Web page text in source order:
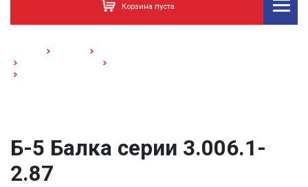
Корзина пуста
Б-5 Балка серии 3.006.1-
2.87